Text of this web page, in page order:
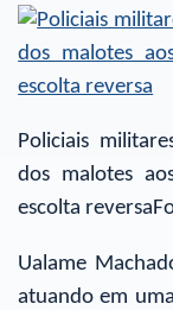
Policiais
dos malotes
escolta
Ualame
atuando em